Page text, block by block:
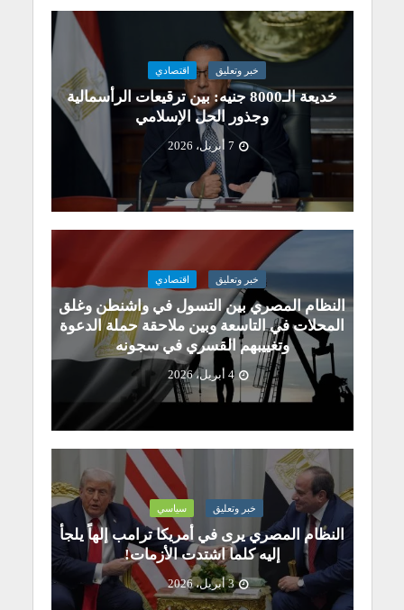
خبر وتعليق اقتصادي
خديعة الـ8000 جنيه: بين ترقيعات الرأسمالية
وجذور الحل الإسلامي
7 أبريل، 2026
خبر وتعليق اقتصادي
النظام المصري بين التسول في واشنطن وغلق
المحلات في التاسعة وبين ملاحقة حملة الدعوة
وتغييبهم القسري في سجونه
4 أبريل، 2026
خبر وتعليق سياسي
النظام المصري يرى في أمريكا ترامب إلهاً يلجأ
إليه كلما اشتدت الأزمات!
3 أبريل، 2026